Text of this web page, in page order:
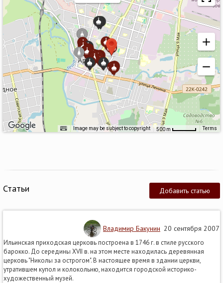
Image may be subject to copyright 500 m Terms
Добавить статью
Статьи
Владимир Бакунин 20 сентября 2007
Ильинская приходская церковь построена в 1746 г. в стиле русского
барокко. До середины XVII в. на этом месте находилась деревянная
церковь "Николы за острогом". В настоящее время в здании церкви,
утратившем купол и колокольню, находится городской историко-
художественный музей.